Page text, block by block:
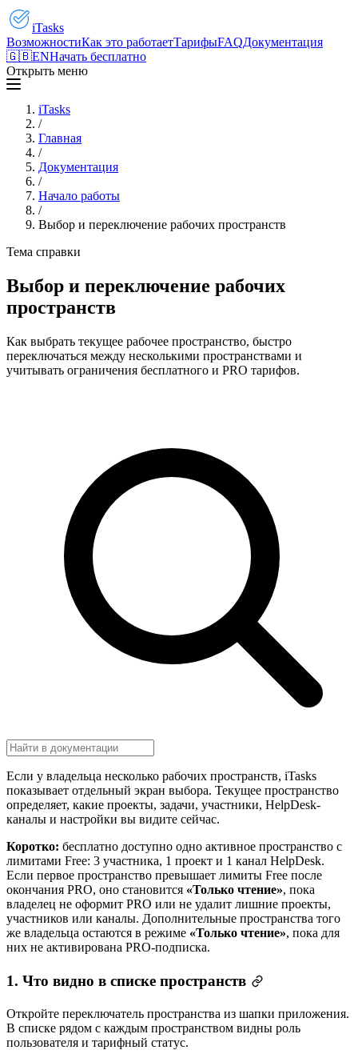
iTasks
ВозможностиКак это работаетТарифыFAQДокументация
🇬🇧ENНачать бесплатно
Открыть меню
iTasks
/
Главная
/
Документация
/
Начало работы
/
Выбор и переключение рабочих пространств
Тема справки
Выбор и переключение рабочих
пространств
Как выбрать текущее рабочее пространство, быстро
переключаться между несколькими пространствами и
учитывать ограничения бесплатного и PRO тарифов.
Если у владельца несколько рабочих пространств, iTasks
показывает отдельный экран выбора. Текущее пространство
определяет, какие проекты, задачи, участники, HelpDesk-
каналы и настройки вы видите сейчас.
Коротко: бесплатно доступно одно активное пространство с
лимитами Free: 3 участника, 1 проект и 1 канал HelpDesk.
Если первое пространство превышает лимиты Free после
окончания PRO, оно становится «Только чтение», пока
владелец не оформит PRO или не удалит лишние проекты,
участников или каналы. Дополнительные пространства того
же владельца остаются в режиме «Только чтение», пока для
них не активирована PRO-подписка.
1. Что видно в списке пространств
Откройте переключатель пространства из шапки приложения.
В списке рядом с каждым пространством видны роль
пользователя и тарифный статус.